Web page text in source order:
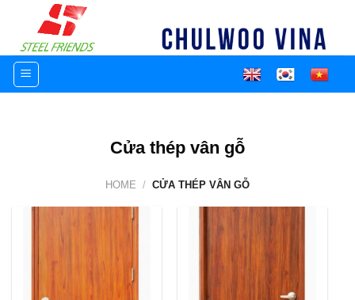
content
Cửa thép vân gỗ
HOME / CỬA THÉP VÂN GỖ